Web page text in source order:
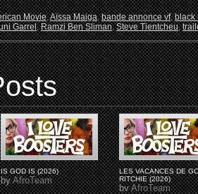
Movie,Aïssa Maiga,bande annonce vf,black
Garrel,Ramzi Ben Sliman,Steve Tientcheu,
IS GOD IS (2026)
byAfroTeam
LES VACANCES DE
RITCHIE (2026)
byAfroTeam